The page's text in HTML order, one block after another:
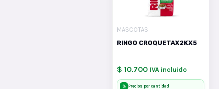
MASCOTAS
RINGO CROQUETAX2KX5
$ 10.700 IVA incluido
% Precios por cantidad